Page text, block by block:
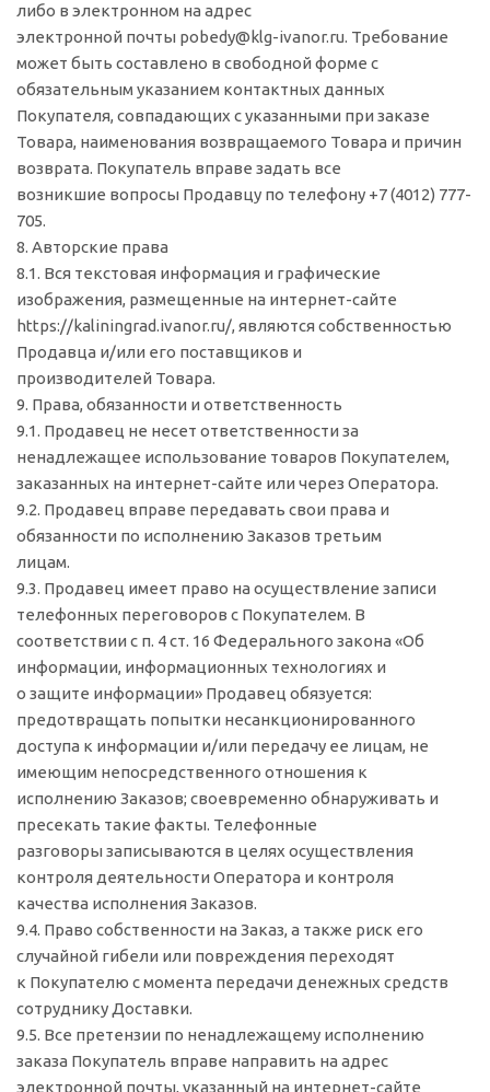
либо в электронном на адрес
электронной почты pobedy@klg-ivanor.ru. Требование
может быть составлено в свободной форме с
обязательным указанием контактных данных
Покупателя, совпадающих с указанными при заказе
Товара, наименования возвращаемого Товара и причин
возврата. Покупатель вправе задать все
возникшие вопросы Продавцу по телефону +7 (4012) 777-
705.
8. Авторские права
8.1. Вся текстовая информация и графические
изображения, размещенные на интернет-сайте
https://kaliningrad.ivanor.ru/, являются собственностью
Продавца и/или его поставщиков и
производителей Товара.
9. Права, обязанности и ответственность
9.1. Продавец не несет ответственности за
ненадлежащее использование товаров Покупателем,
заказанных на интернет-сайте или через Оператора.
9.2. Продавец вправе передавать свои права и
обязанности по исполнению Заказов третьим
лицам.
9.3. Продавец имеет право на осуществление записи
телефонных переговоров с Покупателем. В
соответствии с п. 4 ст. 16 Федерального закона «Об
информации, информационных технологиях и
о защите информации» Продавец обязуется:
предотвращать попытки несанкционированного
доступа к информации и/или передачу ее лицам, не
имеющим непосредственного отношения к
исполнению Заказов; своевременно обнаруживать и
пресекать такие факты. Телефонные
разговоры записываются в целях осуществления
контроля деятельности Оператора и контроля
качества исполнения Заказов.
9.4. Право собственности на Заказ, а также риск его
случайной гибели или повреждения переходят
к Покупателю с момента передачи денежных средств
сотруднику Доставки.
9.5. Все претензии по ненадлежащему исполнению
заказа Покупатель вправе направить на адрес
электронной почты, указанный на интернет-сайте